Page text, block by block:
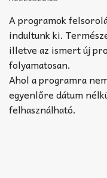
TABok
Improvizáció
A programok
indultunk ki.
illetve az ismert új
folyamatosan.
Ahol a programra
egyenlőre dátum
felhasználható.